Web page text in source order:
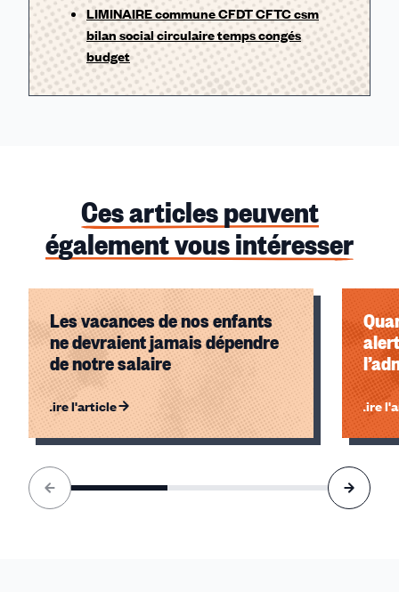
LIMINAIRE commune CFDT CFTC csm
bilan social circulaire temps congés
budget
Ces articles peuvent
également vous intéresser
Les vacances de nos enfants
ne devraient jamais dépendre
de notre salaire
Lire l'article Lire